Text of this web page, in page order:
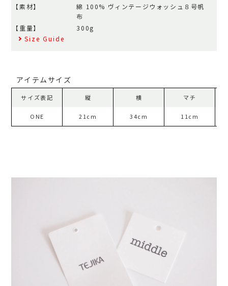
【素材】
綿 100% ヴィンテージウォッシュ８号帆
布
【重量】
300g
Size Guide
アイテムサイズ
サイズ表記 縦 横 マチ
ONE 21cm 34cm 11cm